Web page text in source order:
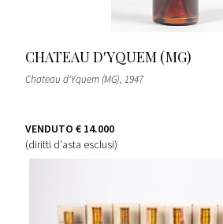
CHATEAU D'YQUEM (MG)
Chateau d'Yquem (MG), 1947
VENDUTO € 14.000
(diritti d'asta esclusi)